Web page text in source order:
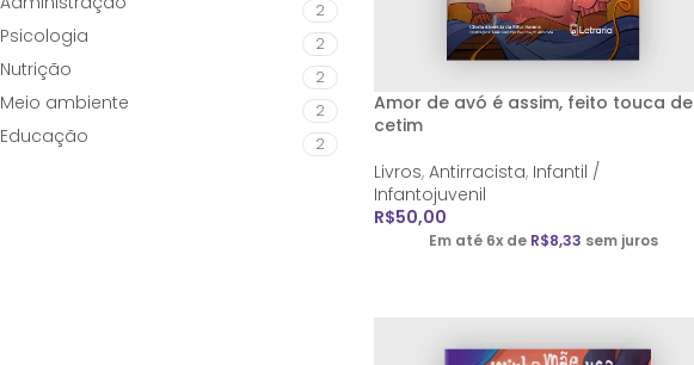
2
Psicologia 2
Nutrição 2
Meio ambiente 2
Educação 2
Amor de avó é assim, feito touca de
cetim
Livros, Antirracista, Infantil /
Infantojuvenil
R$50,00
Em até 6x de R$8,33 sem juros